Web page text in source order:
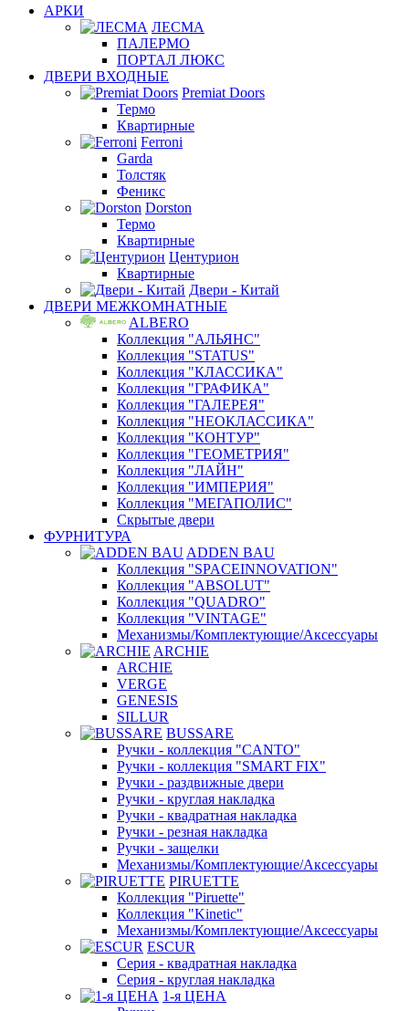
АРКИ
ЛЕСМА
ПАЛЕРМО
ПОРТАЛ ЛЮКС
ДВЕРИ ВХОДНЫЕ
Premiat Doors
Термо
Квартирные
Ferroni
Garda
Толстяк
Феникс
Dorston
Термо
Квартирные
Центурион
Квартирные
Двери - Китай
ДВЕРИ МЕЖКОМНАТНЫЕ
ALBERO
Коллекция "АЛЬЯНС"
Коллекция "STATUS"
Коллекция "КЛАССИКА"
Коллекция "ГРАФИКА"
Коллекция "ГАЛЕРЕЯ"
Коллекция "НЕОКЛАССИКА"
Коллекция "КОНТУР"
Коллекция "ГЕОМЕТРИЯ"
Коллекция "ЛАЙН"
Коллекция "ИМПЕРИЯ"
Коллекция "МЕГАПОЛИС"
Скрытые двери
ФУРНИТУРА
ADDEN BAU
Коллекция "SPACEINNOVATION"
Коллекция "ABSOLUT"
Коллекция "QUADRO"
Коллекция "VINTAGE"
Механизмы/Комплектующие/Аксессуары
ARCHIE
ARCHIE
VERGE
GENESIS
SILLUR
BUSSARE
Ручки - коллекция "CANTO"
Ручки - коллекция "SMART FIX"
Ручки - раздвижные двери
Ручки - круглая накладка
Ручки - квадратная накладка
Ручки - резная накладка
Ручки - защелки
Механизмы/Комплектующие/Аксессуары
PIRUETTE
Коллекция "Piruette"
Коллекция "Kinetic"
Механизмы/Комплектующие/Аксессуары
ESCUR
Серия - квадратная накладка
Серия - круглая накладка
1-я ЦЕНА